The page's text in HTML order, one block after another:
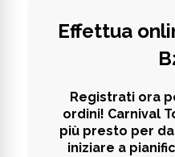
Effettua
Registrati ora
ordini! Carnival
più presto per
iniziare a